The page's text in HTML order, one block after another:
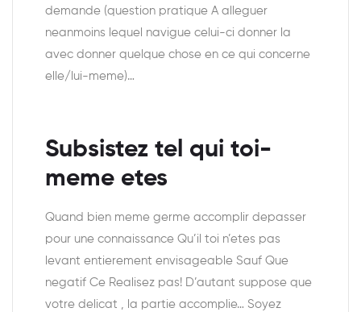
demande (question pratique A alleguer
neanmoins lequel navigue celui-ci donner la
avec donner quelque chose en ce qui concerne
elle/lui-meme)…
Subsistez tel qui toi-
meme etes
Quand bien meme germe accomplir depasser
pour une connaissance Qu’il toi n’etes pas
levant entierement envisageable Sauf Que
negatif Ce Realisez pas! D’autant suppose que
votre delicat , la partie accomplie… Soyez